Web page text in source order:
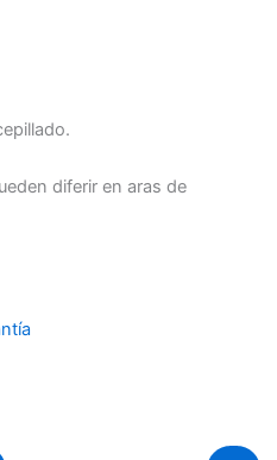
diferir en aras de